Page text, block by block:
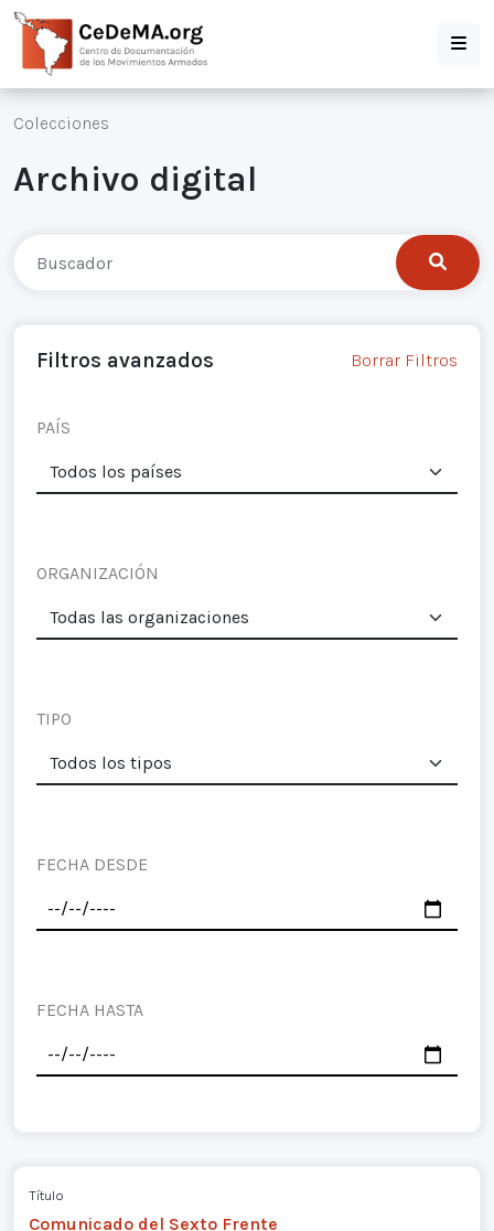
Colecciones
Archivo digital
Filtros avanzados Borrar Filtros
PAÍS
ORGANIZACIÓN
TIPO
FECHA DESDE
FECHA HASTA
Título
Comunicado del Sexto Frente